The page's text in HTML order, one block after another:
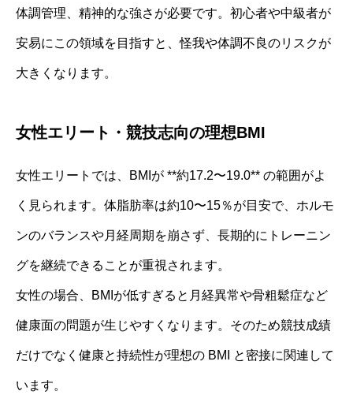
体調管理、精神的な強さが必要です。初心者や中級者が
安易にこの領域を目指すと、怪我や体調不良のリスクが
大きくなります。
女性エリート・競技志向の理想BMI
女性エリートでは、BMIが **約17.2〜19.0** の範囲がよ
く見られます。体脂肪率は約10〜15％が目安で、ホルモ
ンのバランスや月経周期を崩さず、長期的にトレーニン
グを継続できることが重視されます。
女性の場合、BMIが低すぎると月経異常や骨粗鬆症など
健康面の問題が生じやすくなります。そのため競技成績
だけでなく健康と持続性が理想の BMI と密接に関連して
います。